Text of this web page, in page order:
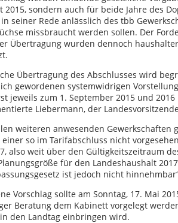
2015, sondern auch für beide Jahre des
seiner Rede anlässlich des tbb
missbraucht werden sollen. Der
Übertragung wurden dennoch
Übertragung des Abschlusses wird
gewordenen systemwidrigen
jeweils zum 1. September 2015 und
Liebermann, der
weiteren anwesenden
einer so im Tarifabschluss nicht
also weit über den Gültigkeitszeitraum
für den Landeshaushalt
ist jedoch nicht
Vorschlag sollte am Sonntag, 17. Mai
Beratung dem Kabinett vorgelegt
den Landtag einbringen wird.